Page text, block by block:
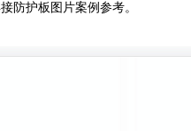
防护板图片案例参考。